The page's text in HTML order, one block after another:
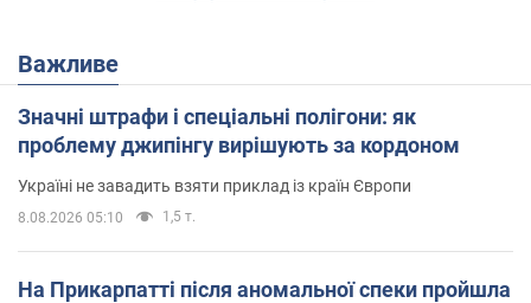
Важливе
Значні штрафи і спеціальні полігони: як
проблему джипінгу вирішують за кордоном
Україні не завадить взяти приклад із країн Європи
8.08.2026 05:10 1,5 т.
На Прикарпатті після аномальної спеки пройшла